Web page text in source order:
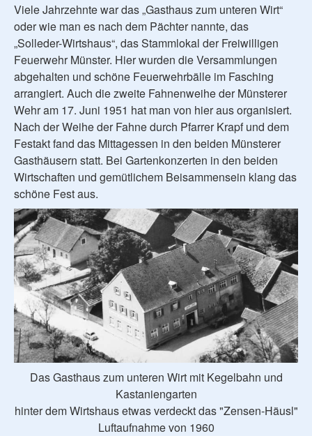
Viele Jahrzehnte war das „Gasthaus zum unteren Wirt“
oder wie man es nach dem Pächter nannte, das
„Solleder-Wirtshaus“, das Stammlokal der Freiwilligen
Feuerwehr Münster. Hier wurden die Versammlungen
abgehalten und schöne Feuerwehrbälle im Fasching
arrangiert. Auch die zweite Fahnenweihe der Münsterer
Wehr am 17. Juni 1951 hat man von hier aus organisiert.
Nach der Weihe der Fahne durch Pfarrer Krapf und dem
Festakt fand das Mittagessen in den beiden Münsterer
Gasthäusern statt. Bei Gartenkonzerten in den beiden
Wirtschaften und gemütlichem Beisammensein klang das
schöne Fest aus.
Das Gasthaus zum unteren Wirt mit Kegelbahn und
Kastaniengarten
hinter dem Wirtshaus etwas verdeckt das "Zensen-Häusl"
Luftaufnahme von 1960